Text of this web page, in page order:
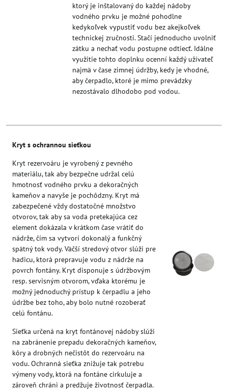
ktorý je inštalovaný do každej nádoby
vodného prvku je možné pohodlne
kedykoľvek vypustiť vodu bez akejkoľvek
technickej zručnosti. Stačí jednoducho uvolniť
zátku a nechať vodu postupne odtiecť. Idálne
využitie tohto doplnku ocenní každý užívateľ
najmä v čase zimnej údržby, kedy je vhodné,
aby čerpadlo, ktoré je mimo prevádzky
nezostávalo dlhodobo pod vodou.
Kryt s ochrannou sieťkou
Kryt rezervoáru je vyrobený z pevného
materiálu, tak aby bezpečne udržal celú
hmotnosť vodného prvku a dekoračných
kameňov a navyše je pochôdzny. Kryt má
zabezpečené vždy dostatočné množstvo
otvorov, tak aby sa voda pretekajúca cez
element dokázala v krátkom čase vrátiť do
nádrže, čím sa vytvorí dokonalý a funkčný
spätný tok vody. Väčší stredový otvor slúži pre
hadicu, ktorá prepravuje vodu z nádrže na
povrch fontány. Kryt disponuje s údržbovým
resp. servisným otvorom, vďaka ktorému je
možný jednoduchý prístup k čerpadlu a jeho
údržbe bez toho, aby bolo nutné rozoberať
celú fontánu.
Sieťka určená na kryt fontánovej nádoby slúži
na zabránenie prepadu dekoračných kameňov,
kôry a drobných nečistôt do rezervoáru na
vodu. Ochranná sieťka znižuje tak potrebu
výmeny vody, ktorá na fontáne cirkuluje a
zároveň chráni a predžuje životnosť čerpadla.